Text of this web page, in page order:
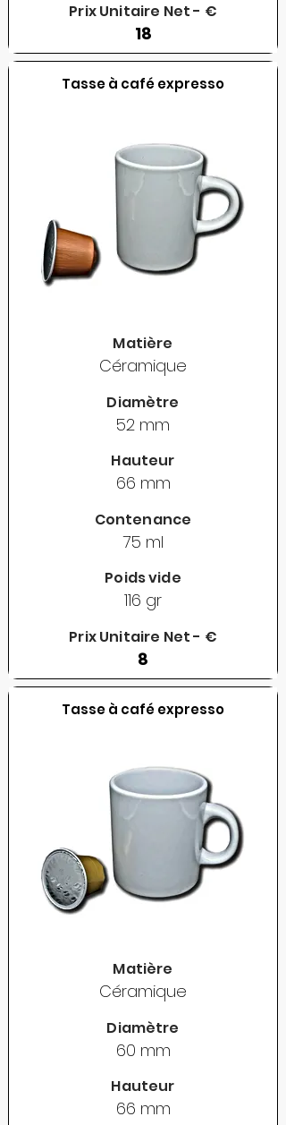
Prix Unitaire Net - €
18
Tasse à café expresso
Matière
Céramique
Diamètre
52 mm
Hauteur
66 mm
Contenance
75 ml
Poids vide
116 gr
Prix Unitaire Net - €
8
Tasse à café expresso
Matière
Céramique
Diamètre
60 mm
Hauteur
66 mm